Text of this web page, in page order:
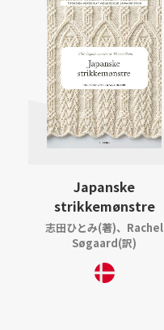
Japanske
strikkemønstre
志田ひとみ(著)、Rachel
Søgaard(訳)